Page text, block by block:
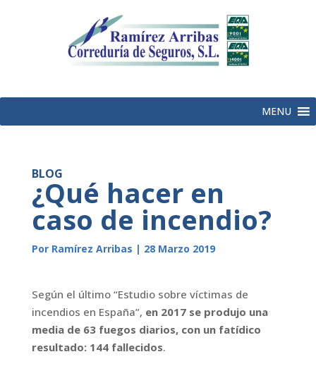
MENU
BLOG
¿Qué hacer en
caso de incendio?
Por Ramírez Arribas | 28 Marzo 2019
Según el último “Estudio sobre víctimas de
incendios en España”, en 2017 se produjo una
media de 63 fuegos diarios, con un fatídico
resultado: 144 fallecidos.